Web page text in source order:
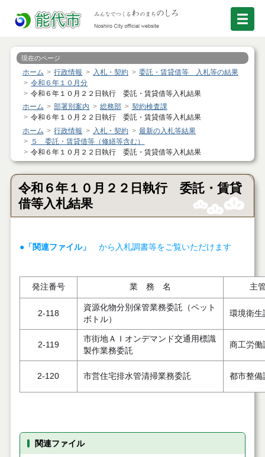
現在のページ
ホーム 行政情報 入札・契約
委託・賃貸借等 入札等の結果
令和６年１０月分
令和６年１０月２２日執行 委託・賃貸借等入札結果
ホーム
部署別案内 総務部
契約検査課
令和６年１０月２２日執行 委託・賃貸借等入札結果
ホーム
行政情報 入札・契約
最新の入札等結果
５ 委託・賃貸借等（修繕等含む）
令和６年１０月２２日執行 委託・賃貸借等入札結果
令和６年１０月２２日執行 委託・賃貸
借等入札結果
●「関連ファイル」 から入札調書等をご覧いただけます
発注番号 業 務 名 主
2-118
資源化物分別保管業務委託（ペット
ボトル）
環境衛生
2-119
市街地ＡＩオンデマンド交通用標識
製作業務委託
商工労働
2-120 市営住宅排水管清掃業務委託 都市整備
関連ファイル